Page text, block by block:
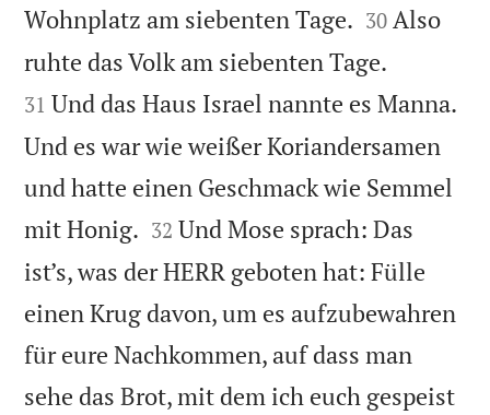
Wohnplatz am siebenten Tage. 

30 Also
ruhte das Volk am siebenten Tage.
31 Und das Haus Israel nannte es Manna.
Und es war wie weißer Koriandersamen
und hatte einen Geschmack wie Semmel
mit Honig. 

32 Und Mose sprach: Das
ist’s, was der HERR geboten hat: Fülle
einen Krug davon, um es aufzubewahren
für eure Nachkommen, auf dass man
sehe das Brot, mit dem ich euch gespeist